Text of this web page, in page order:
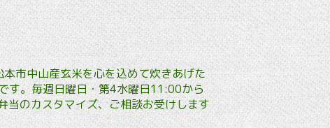
市中山産玄米を心を込めて炊きあげた
す。毎週日曜日・第4水曜日11:00から
当のカスタマイズ、ご相談お受けします